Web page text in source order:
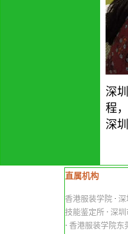
深
程，
深
直属机构
香港服装学院 ·
技能鉴定所 · 深
· 香港服装学院东